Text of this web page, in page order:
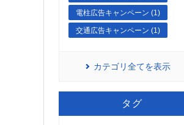
電柱広告キャンペーン (1)
交通広告キャンペーン (1)
カテゴリ全てを表示
タグ